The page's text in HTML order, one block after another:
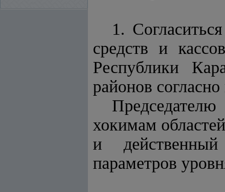
1.
средств и
Республики
районов
хокимам
и
параметров